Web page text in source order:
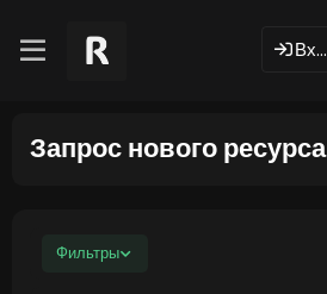
Вход
Запрос нового ресурса
Фильтры